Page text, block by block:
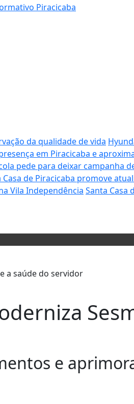
da qualidade de vida
em Piracicaba e
pede para deixar campanha
Casa de Piracicaba promove
Vila Independência Santa Casa
e